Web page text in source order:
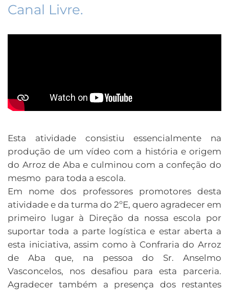
Canal Livre.
Esta atividade consistiu essencialmente na
produção de um vídeo com a história e origem
do Arroz de Aba e culminou com a confeção do
mesmo para toda a escola.
Em nome dos professores promotores desta
atividade e da turma do 2ºE, quero agradecer em
primeiro lugar à Direção da nossa escola por
suportar toda a parte logística e estar aberta a
esta iniciativa, assim como à Confraria do Arroz
de Aba que, na pessoa do Sr. Anselmo
Vasconcelos, nos desafiou para esta parceria.
Agradecer também a presença dos restantes